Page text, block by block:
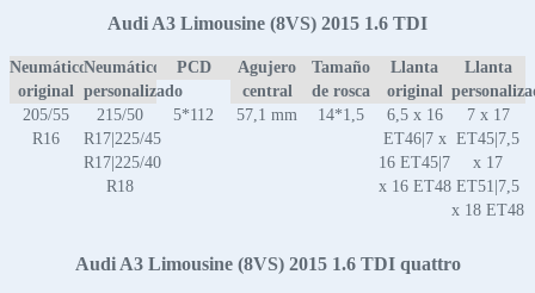
Audi A3 Limousine (8VS) 2015 1.6 TDI
Neumático
original
Neumático
personalizado
PCD
Agujero
central
Tamaño
de rosca
Llanta
original
Llanta
205/55
R16
215/50
R17|225/45
R17|225/40
R18
5*112 57,1 mm 14*1,5
6,5 x 16
ET46|7 x
16 ET45|7
x 16 ET48
7 x 17
ET45|7,5
x 17
ET51|7,5
x 18 ET48
Audi A3 Limousine (8VS) 2015 1.6 TDI quattro